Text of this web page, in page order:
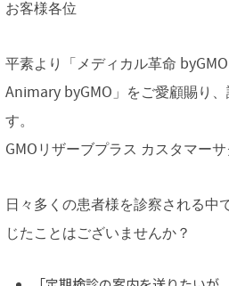
お客様各位
平素より「メディカル革命
Animary byGMO」をご愛顧賜り
す。
GMOリザーブプラス カスタマーサ
日々多くの患者様を診察される中
じたことはございませんか？